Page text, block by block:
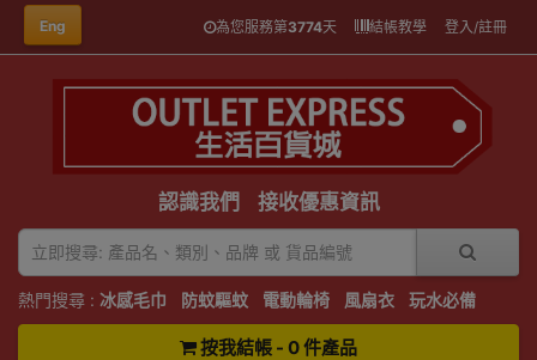
Eng 為您服務第3774天 結帳教學 登入/註冊
認識我們 接收優惠資訊
熱門搜尋 : 冰感毛巾 防蚊驅蚊 電動輪椅 風扇衣 玩水必備
按我結帳 - 0 件產品